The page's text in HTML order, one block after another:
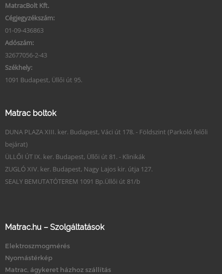
MatracBolt Kft.
Cégjegyzékszám:
01-09-436863
Adószám:
32677056-2-43
Székhely:
1091 Budapest, Üllői út 95.
Matrac boltok
DUNA PLAZA XIII. ker. Budapest, Váci út 178. - Földszint (Parkoló felőli
bejárat)
ÜLLŐI ÚT IX. ker. Budapest, Üllői út 81. - Klinikák
ZUGLÓ XIV. ker. Budapest, Nagy Lajos kir. útja 127.
SEALY BEMUTATÓTEREM 1091 Bp.Üllői út 81/b
Matrac.hu – Szolgáltatások
Elektroszmogmérés
Nyomástérkép
Matrac, ágykeret házhoz szállítás